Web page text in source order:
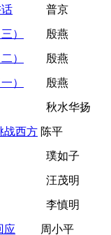
普京
） 殷燕
） 殷燕
） 殷燕
水华扬
战西方 陈平
如子
明
慎明
应 周小平